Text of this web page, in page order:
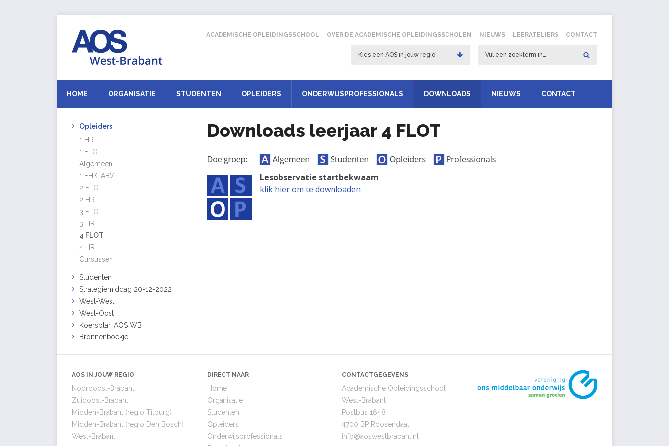
ACADEMISCHE OPLEIDINGSSCHOOL OVER DE ACADEMISCHE OPLEIDINGSSCHOLEN NIEUWS LEERATELIERS CONTACT
Kies een AOS in jouw regio
HOME ORGANISATIE STUDENTEN OPLEIDERS ONDERWIJSPROFESSIONALS DOWNLOADS NIEUWS CONTACT
Opleiders
1 HR
1 FLOT
Algemeen
1 FHK-ABV
2 FLOT
2 HR
3 FLOT
3 HR
4 FLOT
4 HR
Cursussen
Studenten
Strategiemiddag 20-12-2022
West-West
West-Oost
Koersplan AOS WB
Bronnenboekje
Downloads leerjaar 4 FLOT
Lesobservatie startbekwaam
klik hier om te downloaden
AOS IN JOUW REGIO
Noordoost-Brabant
Zuidoost-Brabant
Midden-Brabant (regio Tilburg)
Midden-Brabant (regio Den Bosch)
West-Brabant
DIRECT NAAR
Home
Organisatie
Studenten
Opleiders
Onderwijsprofessionals
CONTACTGEGEVENS
Academische Opleidingsschool
West-Brabant
Postbus 1648
4700 BP Roosendaal
info@aoswestbrabant.nl